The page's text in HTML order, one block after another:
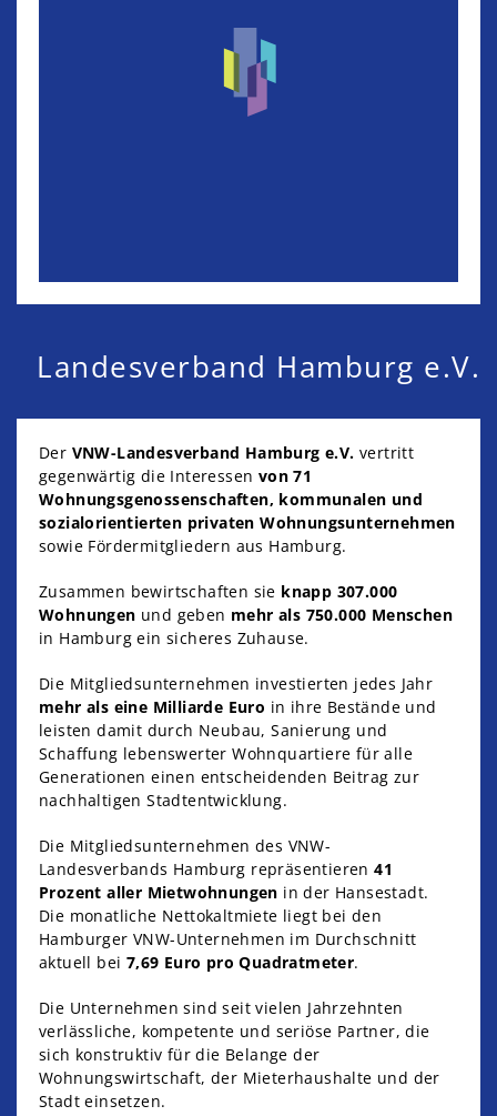
Landesverband Hamburg e.V.
Der VNW-Landesverband Hamburg e.V. vertritt
gegenwärtig die Interessen von 71
Wohnungsgenossenschaften, kommunalen und
sozialorientierten privaten Wohnungsunternehmen
sowie Fördermitgliedern aus Hamburg.
Zusammen bewirtschaften sie knapp 307.000
Wohnungen und geben mehr als 750.000 Menschen
in Hamburg ein sicheres Zuhause.
Die Mitgliedsunternehmen investierten jedes Jahr
mehr als eine Milliarde Euro in ihre Bestände und
leisten damit durch Neubau, Sanierung und
Schaffung lebenswerter Wohnquartiere für alle
Generationen einen entscheidenden Beitrag zur
nachhaltigen Stadtentwicklung.
Die Mitgliedsunternehmen des VNW-
Landesverbands Hamburg repräsentieren41
Prozent aller Mietwohnungen in der Hansestadt.
Die monatliche Nettokaltmiete liegt bei den
Hamburger VNW-Unternehmen im Durchschnitt
aktuell bei 7,69 Euro pro Quadratmeter.
Die Unternehmen sind seit vielen Jahrzehnten
verlässliche, kompetente und seriöse Partner, die
sich konstruktiv für die Belange der
Wohnungswirtschaft, der Mieterhaushalte und der
Stadt einsetzen.